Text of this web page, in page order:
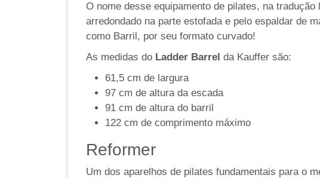
O nome desse equipamento de pilates, na
arredondado na parte estofada e pelo espaldar de
como Barril, por seu formato curvado!
As medidas do Ladder Barrel da Kauffer são:
61,5 cm de largura
97 cm de altura da escada
91 cm de altura do barril
122 cm de comprimento máximo
Reformer
Um dos aparelhos de pilates fundamentais para o